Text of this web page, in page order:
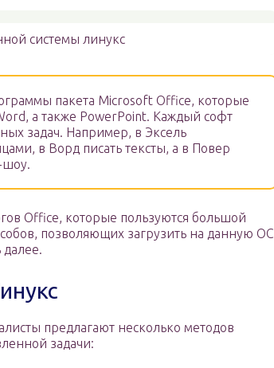
системы линукс
пакета Microsoft Office, которые
а также PowerPoint. Каждый софт
задач. Например, в Эксель
в Ворд писать тексты, а в Повер
шоу.
Office, которые пользуются большой
позволяющих загрузить на данную ОС
предлагают несколько методов
задачи: